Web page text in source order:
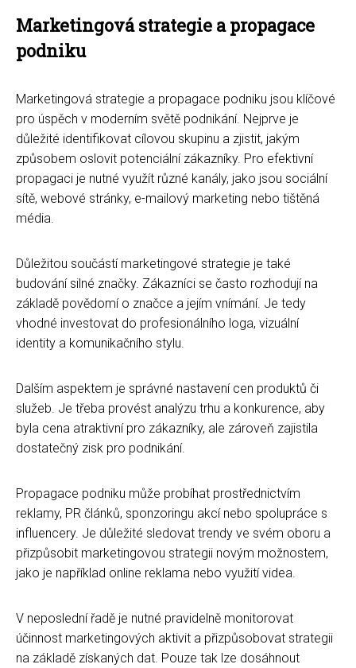
Marketingová strategie a propagace
podniku
Marketingová strategie a propagace podniku jsou klíčové
pro úspěch v moderním světě podnikání. Nejprve je
důležité identifikovat cílovou skupinu a zjistit, jakým
způsobem oslovit potenciální zákazníky. Pro efektivní
propagaci je nutné využít různé kanály, jako jsou sociální
sítě, webové stránky, e-mailový marketing nebo tištěná
média.
Důležitou součástí marketingové strategie je také
budování silné značky. Zákazníci se často rozhodují na
základě povědomí o značce a jejím vnímání. Je tedy
vhodné investovat do profesionálního loga, vizuální
identity a komunikačního stylu.
Dalším aspektem je správné nastavení cen produktů či
služeb. Je třeba provést analýzu trhu a konkurence, aby
byla cena atraktivní pro zákazníky, ale zároveň zajistila
dostatečný zisk pro podnikání.
Propagace podniku může probíhat prostřednictvím
reklamy, PR článků, sponzoringu akcí nebo spolupráce s
influencery. Je důležité sledovat trendy ve svém oboru a
přizpůsobit marketingovou strategii novým možnostem,
jako je například online reklama nebo využití videa.
V neposlední řadě je nutné pravidelně monitorovat
účinnost marketingových aktivit a přizpůsobovat strategii
na základě získaných dat. Pouze tak lze dosáhnout